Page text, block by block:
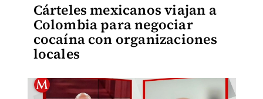
Cárteles mexicanos viajan a
Colombia para negociar
cocaína con organizaciones
locales